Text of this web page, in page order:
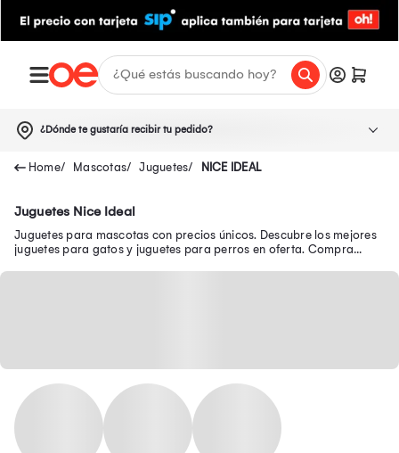
¿Dónde te gustaría recibir tu pedido?
Mascotas Juguetes NICE IDEAL
Juguetes Nice Ideal
Juguetes para mascotas con precios únicos. Descubre los mejores
juguetes para gatos y juguetes para perros en oferta. Compra